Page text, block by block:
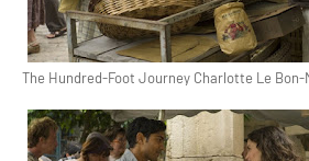
The Hundred-Foot Journey Charlotte Le Bon-